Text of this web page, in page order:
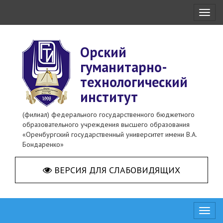
Орский
гуманитарно-
технологический
институт
(филиал) федерального государственного бюджетного
образовательного учреждения высшего образования
«Оренбургский государственный университет имени В.А.
Бондаренко»
ВЕРСИЯ ДЛЯ СЛАБОВИДЯЩИХ